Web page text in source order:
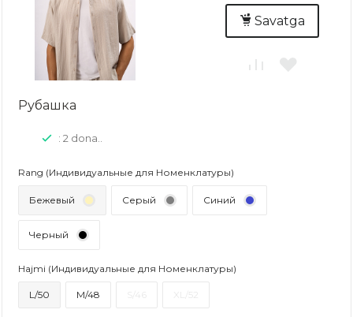
Savatga
Рубашка
: 2 dona..
Rang (Индивидуальные для Номенклатуры)
Бежевый Серый Синий
Черный
Hajmi (Индивидуальные для Номенклатуры)
L/50 M/48